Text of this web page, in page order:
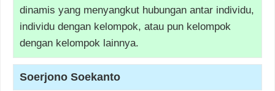
dinamis yang menyangkut hubungan antar individu,
individu dengan kelompok, atau pun kelompok
dengan kelompok lainnya.
Soerjono Soekanto